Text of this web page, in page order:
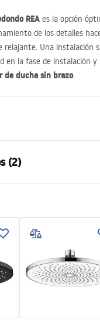
REA es la opción
de los detalles
relajante. Una instalación
en la fase de instalación
de ducha sin brazo.
(2)